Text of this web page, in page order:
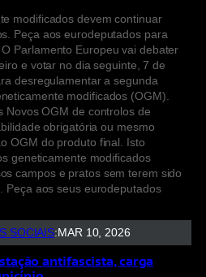
modificados devem continuar
Peça aos eurodeputados para
Parlamento Europeu vai debater
e votar no dia seguinte, 7 de
desregulamentar a segunda
modificados (OGM).
Novos OGM de controlos de
obrigatória ou mesmo
OGM do produto final. Isto
geneticamente modificados
campos e pratos sem terem sido
Peça aos seus eurodeputados
SOCIAIS: MAR 10, 2026
antifascista, carga